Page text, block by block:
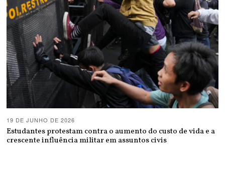
19 DE JUNHO DE 2026
Estudantes protestam contra o aumento do custo de vida e a
crescente influência militar em assuntos civis